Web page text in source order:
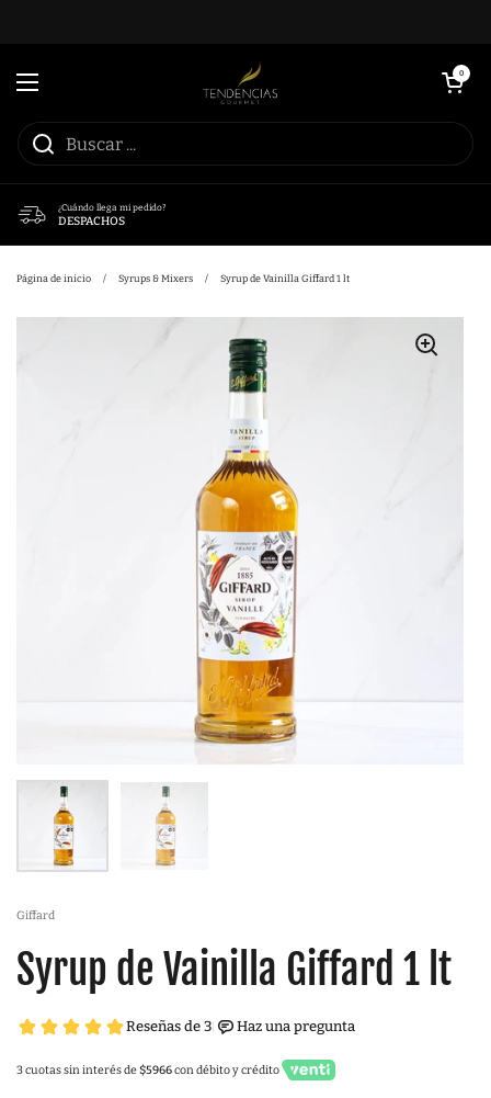
Abrir menú
Abrir carrito
0
¿Cuándo llega mi pedido?
DESPACHOS
Página de inicio / Syrups & Mixers / Syrup de Vainilla Giffard 1 lt
Giffard
Syrup de Vainilla Giffard 1 lt
3 cuotas sin interés de$5966con débito y crédito